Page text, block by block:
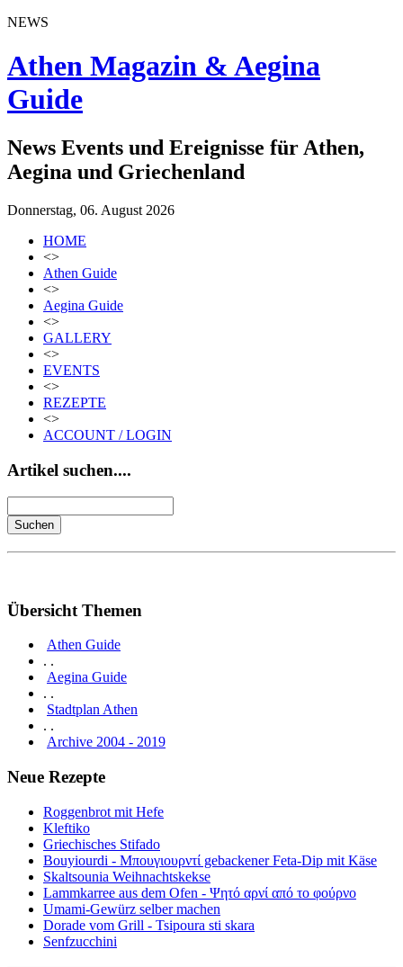
NEWS
Athen Magazin & Aegina
Guide
News Events und Ereignisse für Athen,
Aegina und Griechenland
Donnerstag, 06. August 2026
HOME
<>
Athen Guide
<>
Aegina Guide
<>
GALLERY
<>
EVENTS
<>
REZEPTE
<>
ACCOUNT / LOGIN
Artikel suchen....
Übersicht Themen
Athen Guide
. .
Aegina Guide
. .
Stadtplan Athen
. .
Archive 2004 - 2019
Neue Rezepte
Roggenbrot mit Hefe
Kleftiko
Griechisches Stifado
Bouyiourdi - Μπουγιουρντί gebackener Feta-Dip mit Käse
Skaltsounia Weihnachtskekse
Lammkarree aus dem Ofen - Ψητό αρνί από το φούρνο
Umami-Gewürz selber machen
Dorade vom Grill - Tsipoura sti skara
Senfzucchini